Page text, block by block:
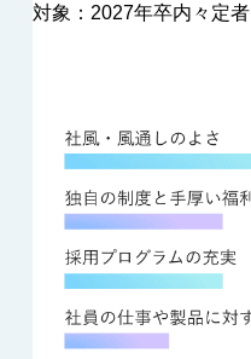
対象：2027年卒内々定者